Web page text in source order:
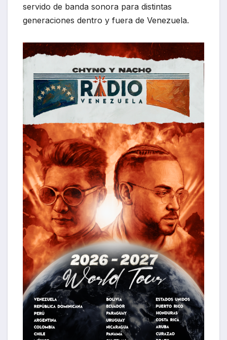
servido de banda sonora para distintas
generaciones dentro y fuera de Venezuela.